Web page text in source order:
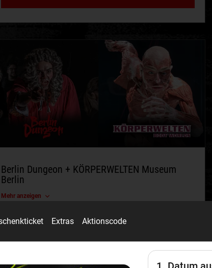
Berlin Dungeon + KÖRPERWELTEN Museum
Berlin
Mehr anzeigen
40€ 48€